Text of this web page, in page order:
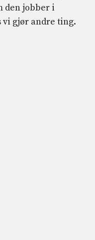
den jobber i
vi gjør andre ting.